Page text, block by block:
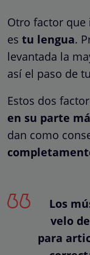
Otro factor que
es tu lengua.
levantada la
así el paso de
Estos dos
en su parte
dan como
Los
velo
para